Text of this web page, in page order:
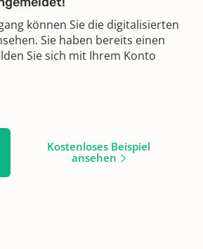
können Sie die digitalisierten
Sie haben bereits einen
Sie sich mit Ihrem Konto
Kostenloses Beispiel
ansehen